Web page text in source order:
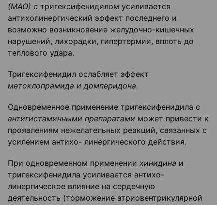
(МАО) с тригексифенидилом усиливается
антихолинергический эффект последнего и
возможно возникновение желудочно-кишечных
нарушений, лихорадки, гипертермии, вплоть до
теплового удара.
Тригексифенидил ослабляет эффект
метоклопрамида и домперидона.
Одновременное применение тригексифенидила с
антигистаминными препаратами может привести к
проявлениям нежелательных реакций, связанных с
усилением антихо- линергического действия.
При одновременном применении хинидина и
тригексифенидила усиливается антихо-
линергическое влияние на сердечную
деятельность (торможение атриовентрикулярной